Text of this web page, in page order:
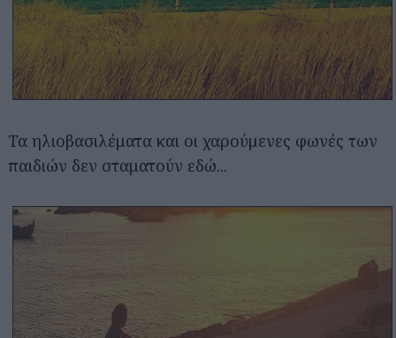
Τα ηλιοβασιλέματα και οι χαρούμενες φωνές των
παιδιών δεν σταματούν εδώ...